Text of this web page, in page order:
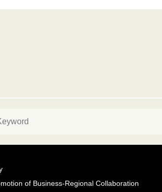
of Business-Regional Collaboration